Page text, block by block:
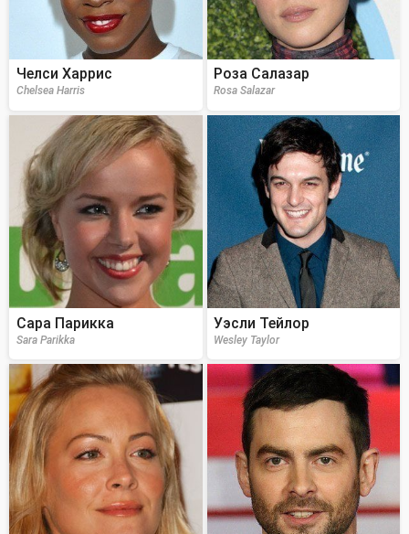
Челси Харрис
Chelsea Harris
Роза Салазар
Rosa Salazar
Сара Парикка
Sara Parikka
Уэсли Тейлор
Wesley Taylor